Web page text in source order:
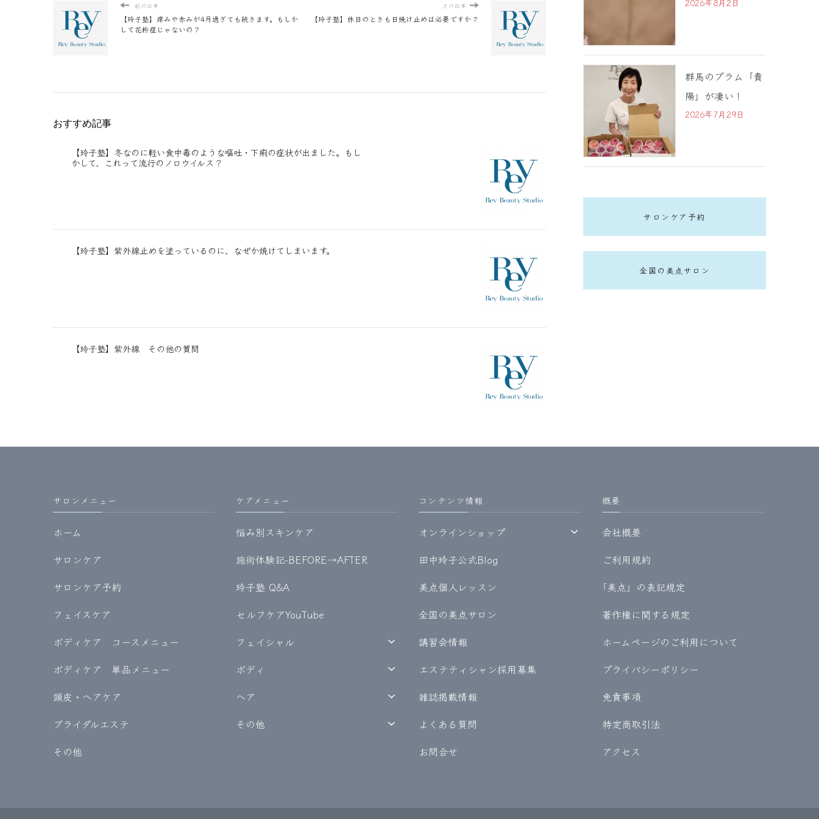
前の記事
【玲子塾】痒みや赤みが4月過ぎても続きます。もしか
して花粉症じゃないの？
次の記事
【玲子塾】休日のときも日焼け止めは必要ですか？
おすすめ記事
【玲子塾】冬なのに軽い食中毒のような嘔吐・下痢の症状が出ました。もし
かして、これって流行のノロウイルス？
【玲子塾】紫外線止めを塗っているのに、なぜか焼けてしまいます。
【玲子塾】紫外線 その他の質問
2026年8月2日
群馬のプラム「貴
陽」が凄い！
2026年7月29日
サロンケア予約
全国の美点サロン
サロンメニュー
ホーム
サロンケア
サロンケア予約
フェイスケア
ボディケア コースメニュー
ボディケア 単品メニュー
頭皮・ヘアケア
ブライダルエステ
その他
ケアメニュー
悩み別スキンケア
施術体験記-BEFORE→AFTER
玲子塾 Q&A
セルフケアYouTube
フェイシャル
ボディ
ヘア
その他
コンテンツ情報
オンラインショップ
田中玲子公式Blog
美点個人レッスン
全国の美点サロン
講習会情報
エステティシャン採用募集
雑誌掲載情報
よくある質問
お問合せ
概要
会社概要
ご利用規約
｢美点」の表記規定
著作権に関する規定
ホームページのご利用について
プライバシーポリシー
免責事項
特定商取引法
アクセス